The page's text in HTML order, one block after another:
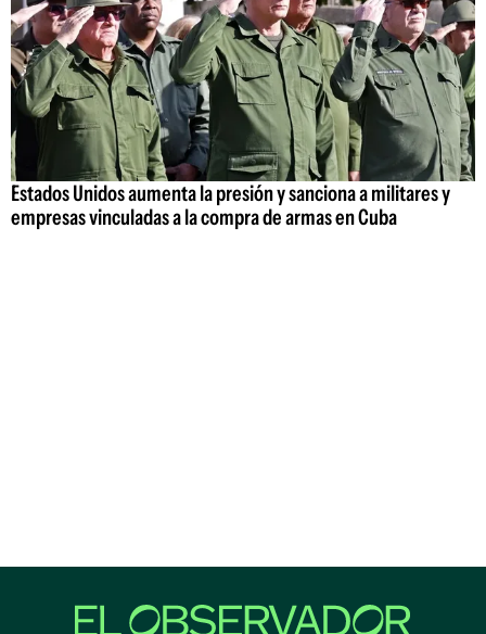
Estados Unidos aumenta la presión y sanciona a militares y
empresas vinculadas a la compra de armas en Cuba